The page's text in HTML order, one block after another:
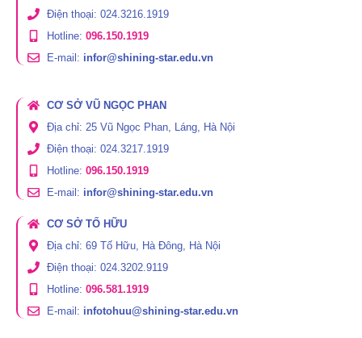
Điện thoại: 024.3216.1919
Hotline: 096.150.1919
E-mail: infor@shining-star.edu.vn
CƠ SỞ VŨ NGỌC PHAN
Địa chỉ: 25 Vũ Ngọc Phan, Láng, Hà Nội
Điện thoại: 024.3217.1919
Hotline: 096.150.1919
E-mail: infor@shining-star.edu.vn
CƠ SỞ TỐ HỮU
Địa chỉ: 69 Tố Hữu, Hà Đông, Hà Nội
Điện thoại: 024.3202.9119
Hotline: 096.581.1919
E-mail: infotohuu@shining-star.edu.vn